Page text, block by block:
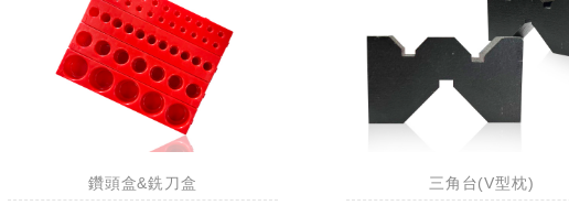
鑽頭盒&銑刀盒 三角台(V型枕)